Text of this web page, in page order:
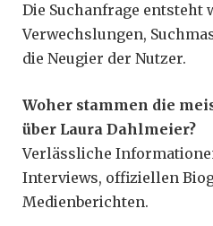
Die Suchanfrage
Verwechslungen,
die Neugier der Nutzer.
Woher stammen die
über Laura Dahlmeier?
Verlässliche
Interviews, offiziellen
Medienberichten.